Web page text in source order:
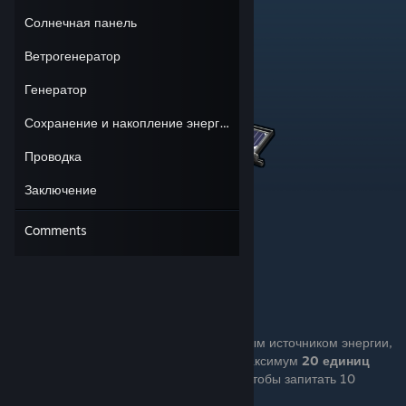
Солнечная панель
Ветрогенератор
Генератор
Сохранение и накопление энергии
Проводка
Заключение
Comments
Солнечная панель, вероятно, будет первым источником энергии,
который вы создадите. Она генерирует максимум 20 единиц
, чего будет вполне достаточно, чтобы запитать 10